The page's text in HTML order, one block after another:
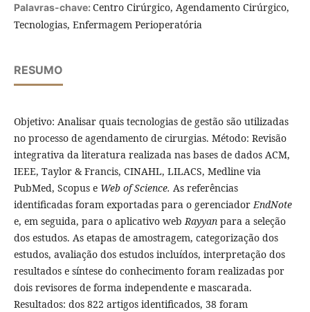
Palavras-chave: Centro Cirúrgico, Agendamento Cirúrgico,
Tecnologias, Enfermagem Perioperatória
RESUMO
Objetivo: Analisar quais tecnologias de gestão são utilizadas
no processo de agendamento de cirurgias. Método: Revisão
integrativa da literatura realizada nas bases de dados ACM,
IEEE, Taylor & Francis, CINAHL, LILACS, Medline via
PubMed, Scopus e Web of Science. As referências
identificadas foram exportadas para o gerenciadorEndNote
e, em seguida, para o aplicativo webRayyanpara a seleção
dos estudos. As etapas de amostragem, categorização dos
estudos, avaliação dos estudos incluídos, interpretação dos
resultados e síntese do conhecimento foram realizadas por
dois revisores de forma independente e mascarada.
Resultados: dos 822 artigos identificados, 38 foram